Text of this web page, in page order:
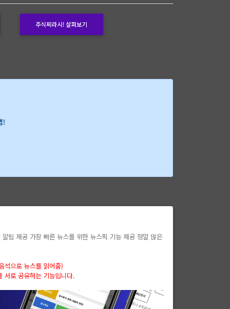
주식찌라시! 살펴보기
!
림 제공 가장 빠른 뉴스를 위한 뉴스픽 기능 제공 정말 많은
석으로 뉴스를 읽어줌)
서로 공유하는 기능입니다.